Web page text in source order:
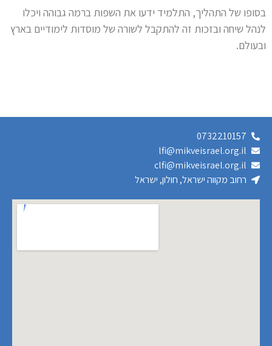
בסופו של התהליך, התלמיד ידעו את השפות ברמה גבוהה ויכלו
לנהל שיחה ובזכות זה להתקבל לשורה של מוסדות לימודיים בארץ
ובעולם.
0732210157
lfi@mikveisrael.org.il
clfi@mikveisrael.org.il
רחוב מקווה ישראל, חולון, ישראל